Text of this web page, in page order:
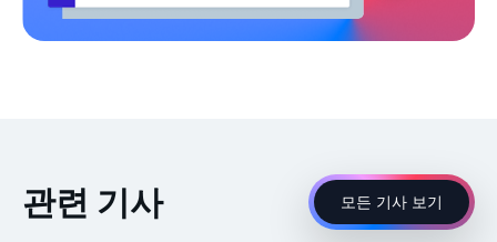
관련 기사 모든 기사 보기